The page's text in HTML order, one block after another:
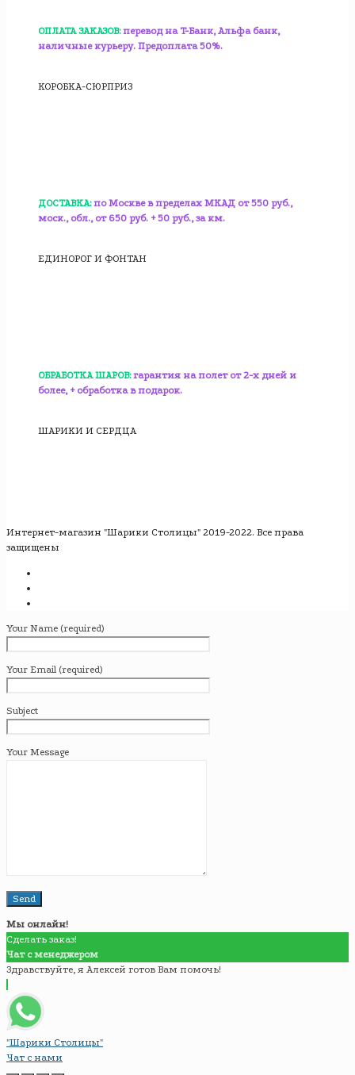
ОПЛАТА ЗАКАЗОВ: перевод на T-Банк, Альфа банк,
наличные курьеру. Предоплата 50%.
КОРОБКА-СЮРПРИЗ
ДОСТАВКА: по Москве в пределах МКАД от 550 руб.,
моск., обл., от 650 руб. + 50 руб., за км.
ЕДИНОРОГ И ФОНТАН
ОБРАБОТКА ШАРОВ: гарантия на полет от 2-х дней и
более, + обработка в подарок.
ШАРИКИ И СЕРДЦА
Интернет-магазин "Шарики Столицы" 2019-2022. Все права
защищены
Your Name (required)
Your Email (required)
Subject
Your Message
Мы онлайн!
Сделать заказ!
Чат с менеджером
Здравствуйте, я Алексей готов Вам помочь!
"Шарики Столицы"
Чат с нами